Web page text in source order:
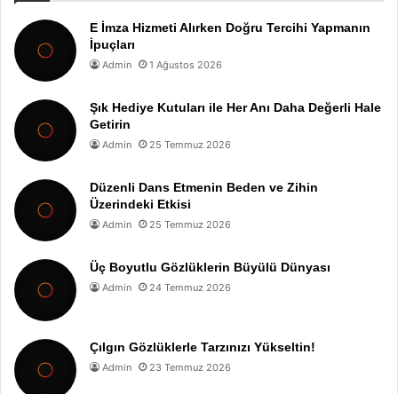
E İmza Hizmeti Alırken Doğru Tercihi Yapmanın
İpuçları
Admin 1 Ağustos 2026
Şık Hediye Kutuları ile Her Anı Daha Değerli Hale
Getirin
Admin 25 Temmuz 2026
Düzenli Dans Etmenin Beden ve Zihin
Üzerindeki Etkisi
Admin 25 Temmuz 2026
Üç Boyutlu Gözlüklerin Büyülü Dünyası
Admin 24 Temmuz 2026
Çılgın Gözlüklerle Tarzınızı Yükseltin!
Admin 23 Temmuz 2026